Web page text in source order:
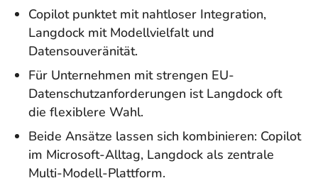
Copilot punktet mit nahtloser Integration,
Langdock mit Modellvielfalt und
Datensouveränität.
Für Unternehmen mit strengen EU-
Datenschutzanforderungen ist Langdock oft
die flexiblere Wahl.
Beide Ansätze lassen sich kombinieren: Copilot
im Microsoft-Alltag, Langdock als zentrale
Multi-Modell-Plattform.